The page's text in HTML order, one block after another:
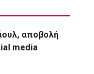
αποβολή
media